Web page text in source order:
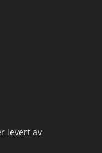
levert av